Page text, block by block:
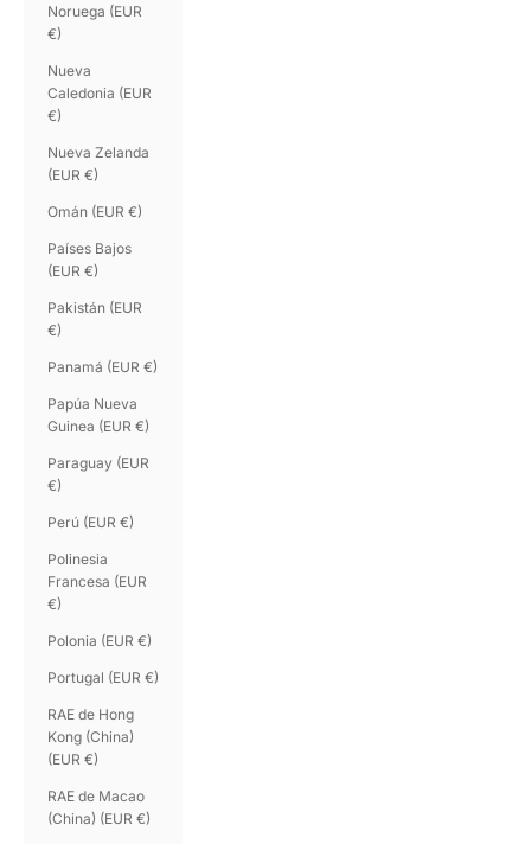
Noruega (EUR
€)
Nueva
Caledonia (EUR
€)
Nueva Zelanda
(EUR €)
Omán (EUR €)
Países Bajos
(EUR €)
Pakistán (EUR
€)
Panamá (EUR €)
Papúa Nueva
Guinea (EUR €)
Paraguay (EUR
€)
Perú (EUR €)
Polinesia
Francesa (EUR
€)
Polonia (EUR €)
Portugal (EUR €)
RAE de Hong
Kong (China)
(EUR €)
RAE de Macao
(China) (EUR €)